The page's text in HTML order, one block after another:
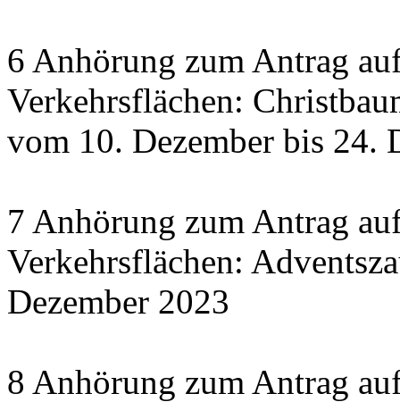
6 Anhörung zum Antrag
Verkehrsflächen:
vom 10. Dezember bis 24.
7 Anhörung zum Antrag
Verkehrsflächen:
Dezember 2023
8 Anhörung zum Antrag